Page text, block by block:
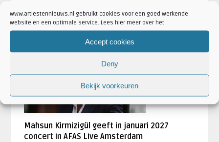
www.artiestennieuws.nl gebruikt cookies voor een goed werkende
website en een optimale service. Lees hier meer over het
Accept cookies
Deny
Bekijk voorkeuren
LAATSTE NIEUWS
Mahsun Kirmizigül geeft in januari 2027
concert in AFAS Live Amsterdam